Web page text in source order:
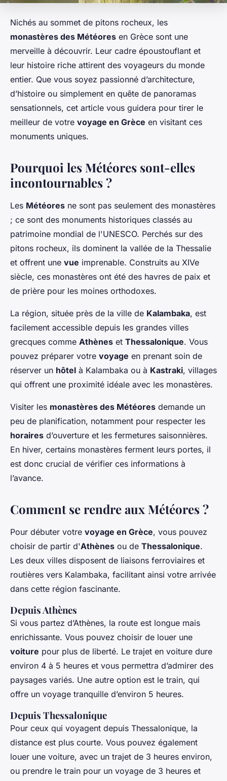
Nichés au sommet de pitons rocheux, les
monastères des Météores en Grèce sont une
merveille à découvrir. Leur cadre époustouflant et
leur histoire riche attirent des voyageurs du monde
entier. Que vous soyez passionné d’architecture,
d’histoire ou simplement en quête de panoramas
sensationnels, cet article vous guidera pour tirer le
meilleur de votre voyage en Grèce en visitant ces
monuments uniques.
Pourquoi les Météores sont-elles
incontournables ?
Les Météores ne sont pas seulement des monastères
; ce sont des monuments historiques classés au
patrimoine mondial de l'UNESCO. Perchés sur des
pitons rocheux, ils dominent la vallée de la Thessalie
et offrent une vue imprenable. Construits au XIVe
siècle, ces monastères ont été des havres de paix et
de prière pour les moines orthodoxes.
La région, située près de la ville de Kalambaka, est
facilement accessible depuis les grandes villes
grecques comme Athènes et Thessalonique. Vous
pouvez préparer votre voyage en prenant soin de
réserver un hôtel à Kalambaka ou à Kastraki, villages
qui offrent une proximité idéale avec les monastères.
Visiter les monastères des Météores demande un
peu de planification, notamment pour respecter les
horaires d’ouverture et les fermetures saisonnières.
En hiver, certains monastères ferment leurs portes, il
est donc crucial de vérifier ces informations à
l’avance.
Comment se rendre aux Météores ?
Pour débuter votre voyage en Grèce, vous pouvez
choisir de partir d'Athènes ou de Thessalonique.
Les deux villes disposent de liaisons ferroviaires et
routières vers Kalambaka, facilitant ainsi votre arrivée
dans cette région fascinante.
Depuis Athènes
Si vous partez d’Athènes, la route est longue mais
enrichissante. Vous pouvez choisir de louer une
voiture pour plus de liberté. Le trajet en voiture dure
environ 4 à 5 heures et vous permettra d’admirer des
paysages variés. Une autre option est le train, qui
offre un voyage tranquille d’environ 5 heures.
Depuis Thessalonique
Pour ceux qui voyagent depuis Thessalonique, la
distance est plus courte. Vous pouvez également
louer une voiture, avec un trajet de 3 heures environ,
ou prendre le train pour un voyage de 3 heures et